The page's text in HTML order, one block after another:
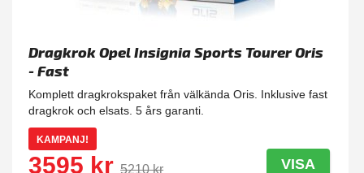
Dragkrok Opel Insignia Sports Tourer Oris
- Fast
Komplett dragkrokspaket från välkända Oris. Inklusive fast
dragkrok och elsats. 5 års garanti.
KAMPANJ!
3595 kr 5210 kr VISA